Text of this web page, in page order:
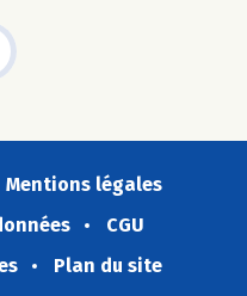
Mentions légales
CGU
Plan du site